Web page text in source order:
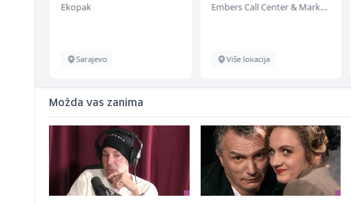
Ekopak
Sarajevo
Embers Call Center & Marketing
Više lokacija
Možda vas zanima